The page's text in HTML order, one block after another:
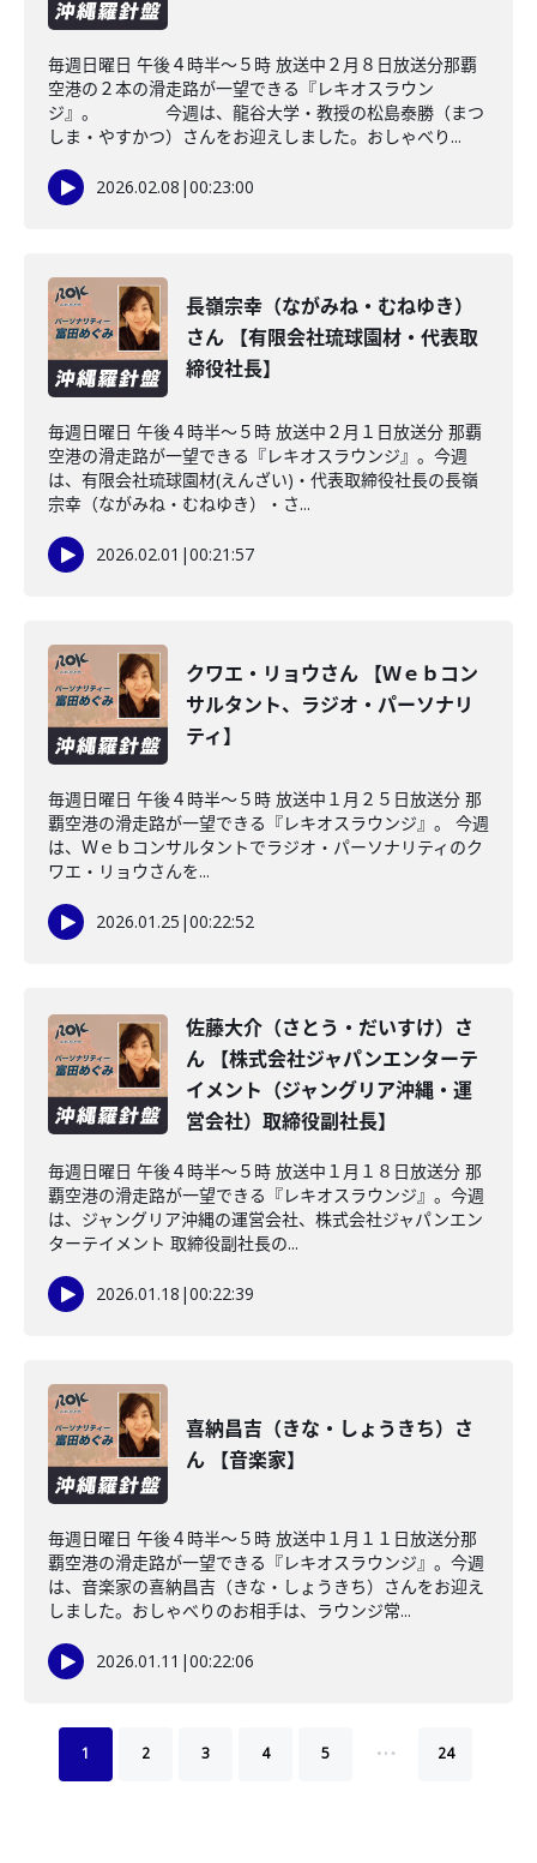
毎週日曜日 午後４時半～５時 放送中２月８日放送分那覇
空港の２本の滑走路が一望できる『レキオスラウン
ジ』。 今週は、龍谷大学・教授の松島泰勝（まつ
しま・やすかつ）さんをお迎えしました。おしゃべり...
2026.02.08 |00:23:00
長嶺宗幸（ながみね・むねゆき）
さん 【有限会社琉球園材・代表取
締役社長】
毎週日曜日 午後４時半～５時 放送中２月１日放送分 那覇
空港の滑走路が一望できる『レキオスラウンジ』。今週
は、有限会社琉球園材(えんざい)・代表取締役社長の長嶺
宗幸（ながみね・むねゆき）・さ...
2026.02.01 |00:21:57
クワエ・リョウさん 【Ｗｅｂコン
サルタント、ラジオ・パーソナリ
ティ】
毎週日曜日 午後４時半～５時 放送中１月２５日放送分 那
覇空港の滑走路が一望できる『レキオスラウンジ』。 今週
は、Ｗｅｂコンサルタントでラジオ・パーソナリティのク
ワエ・リョウさんを...
2026.01.25 |00:22:52
佐藤大介（さとう・だいすけ）さ
ん 【株式会社ジャパンエンターテ
イメント（ジャングリア沖縄・運
営会社）取締役副社長】
毎週日曜日 午後４時半～５時 放送中１月１８日放送分 那
覇空港の滑走路が一望できる『レキオスラウンジ』。今週
は、ジャングリア沖縄の運営会社、株式会社ジャパンエン
ターテイメント 取締役副社長の...
2026.01.18 |00:22:39
喜納昌吉（きな・しょうきち）さ
ん 【音楽家】
毎週日曜日 午後４時半～５時 放送中１月１１日放送分那
覇空港の滑走路が一望できる『レキオスラウンジ』。今週
は、音楽家の喜納昌吉（きな・しょうきち）さんをお迎え
しました。おしゃべりのお相手は、ラウンジ常...
2026.01.11 |00:22:06
1 2 3 4 5 … 24